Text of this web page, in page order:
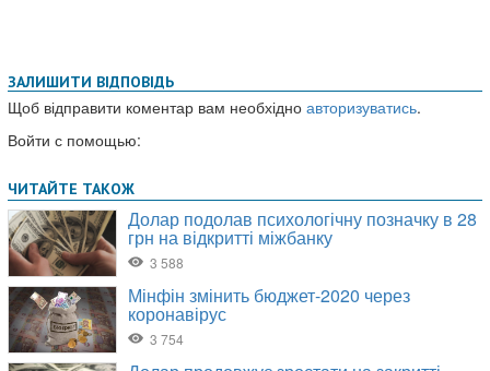
ЗАЛИШИТИ ВІДПОВІДЬ
Щоб відправити коментар вам необхідно авторизуватись.
Войти с помощью: